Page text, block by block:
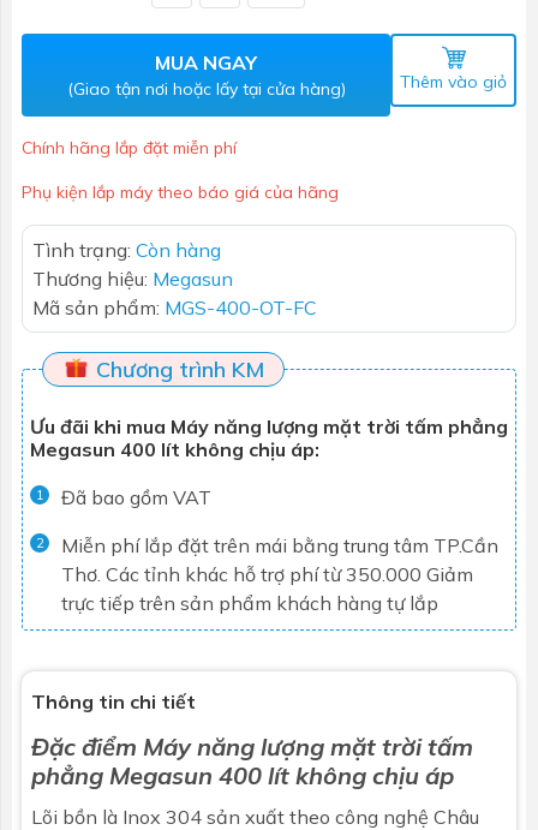
MUA NGAY
(Giao tận nơi hoặc lấy tại cửa hàng) Thêm vào giỏ
Chính hãng lắp đặt miễn phí
Phụ kiện lắp máy theo báo giá của hãng
Tình trạng: Còn hàng
Thương hiệu: Megasun
Mã sản phẩm: MGS-400-OT-FC
Chương trình KM
Ưu đãi khi mua Máy năng lượng mặt trời tấm phẳng
Megasun 400 lít không chịu áp:
1 Đã bao gồm VAT
2
Miễn phí lắp đặt trên mái bằng trung tâm TP.Cần
Thơ. Các tỉnh khác hỗ trợ phí từ 350.000 Giảm
trực tiếp trên sản phẩm khách hàng tự lắp
Thông tin chi tiết
Đặc điểm Máy năng lượng mặt trời tấm
phẳng Megasun 400 lít không chịu áp
Lõi bồn là Inox 304 sản xuất theo công nghệ Châu